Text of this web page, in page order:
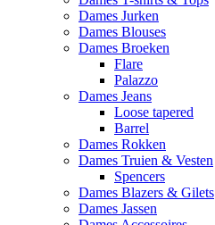
Dames Jurken
Dames Blouses
Dames Broeken
Flare
Palazzo
Dames Jeans
Loose tapered
Barrel
Dames Rokken
Dames Truien & Vesten
Spencers
Dames Blazers & Gilets
Dames Jassen